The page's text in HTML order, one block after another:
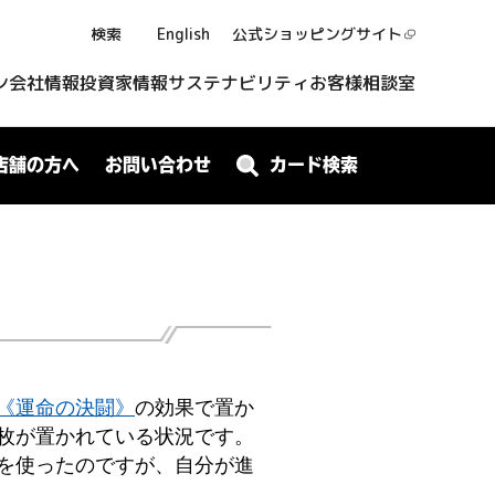
検索 English 公式ショッピングサイト
会社情報投資家情報サステナビリティお客様相談室
舗の方へ お問い合わせ カード検索
運命の決闘》 の効果で置か
が置かれている状況です。
使ったのですが、自分が進